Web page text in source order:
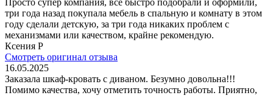
Просто супер компания, все быстро подобрали и оформили,
три года назад покупала мебель в спальную и комнату в этом
году сделали детскую, за три года никаких проблем с
механизмами или качеством, крайне рекомендую.
Ксения Р
Смотреть оригинал отзыва
16.05.2025
Заказала шкаф-кровать с диваном. Безумно довольна!!!
Помимо качества, хочу отметить точность работы. Приятно,